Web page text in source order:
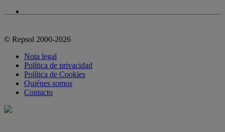
© Repsol 2000-2026
Nota legal
Política de privacidad
Política de Cookies
Quiénes somos
Contacto